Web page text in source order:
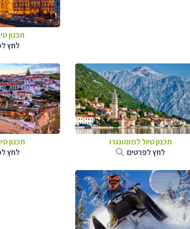
תכנון
לחץ
תכנון טיול למונטנגרו
לחץ לפרטים
תכנון
לחץ